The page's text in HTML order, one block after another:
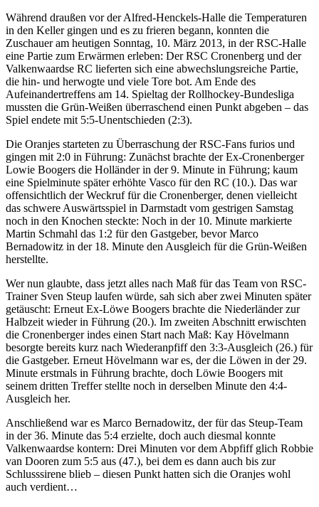
Während draußen vor der Alfred-Henckels-Halle die Temperaturen
in den Keller gingen und es zu frieren begann, konnten die
Zuschauer am heutigen Sonntag, 10. März 2013, in der RSC-Halle
eine Partie zum Erwärmen erleben: Der RSC Cronenberg und der
Valkenwaardse RC lieferten sich eine abwechslungsreiche Partie,
die hin- und herwogte und viele Tore bot. Am Ende des
Aufeinandertreffens am 14. Spieltag der Rollhockey-Bundesliga
mussten die Grün-Weißen überraschend einen Punkt abgeben – das
Spiel endete mit 5:5-Unentschieden (2:3).
Die Oranjes starteten zu Überraschung der RSC-Fans furios und
gingen mit 2:0 in Führung: Zunächst brachte der Ex-Cronenberger
Lowie Boogers die Holländer in der 9. Minute in Führung; kaum
eine Spielminute später erhöhte Vasco für den RC (10.). Das war
offensichtlich der Weckruf für die Cronenberger, denen vielleicht
das schwere Auswärtsspiel in Darmstadt vom gestrigen Samstag
noch in den Knochen steckte: Noch in der 10. Minute markierte
Martin Schmahl das 1:2 für den Gastgeber, bevor Marco
Bernadowitz in der 18. Minute den Ausgleich für die Grün-Weißen
herstellte.
Wer nun glaubte, dass jetzt alles nach Maß für das Team von RSC-
Trainer Sven Steup laufen würde, sah sich aber zwei Minuten später
getäuscht: Erneut Ex-Löwe Boogers brachte die Niederländer zur
Halbzeit wieder in Führung (20.). Im zweiten Abschnitt erwischten
die Cronenberger indes einen Start nach Maß: Kay Hövelmann
besorgte bereits kurz nach Wiederanpfiff den 3:3-Ausgleich (26.) für
die Gastgeber. Erneut Hövelmann war es, der die Löwen in der 29.
Minute erstmals in Führung brachte, doch Löwie Boogers mit
seinem dritten Treffer stellte noch in derselben Minute den 4:4-
Ausgleich her.
Anschließend war es Marco Bernadowitz, der für das Steup-Team
in der 36. Minute das 5:4 erzielte, doch auch diesmal konnte
Valkenwaardse kontern: Drei Minuten vor dem Abpfiff glich Robbie
van Dooren zum 5:5 aus (47.), bei dem es dann auch bis zur
Schlusssirene blieb – diesen Punkt hatten sich die Oranjes wohl
auch verdient…